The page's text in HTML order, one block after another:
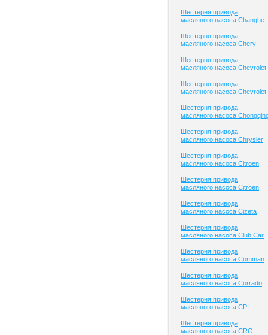
Шестерня привода
масляного насоса Changhe
Шестерня привода
масляного насоса Chery
Шестерня привода
масляного насоса Chevrolet
Шестерня привода
масляного насоса Chevrolet
Шестерня привода
масляного насоса
Шестерня привода
масляного насоса Chrysler
Шестерня привода
масляного насоса Citroen
Шестерня привода
масляного насоса Citroen
Шестерня привода
масляного насоса Cizeta
Шестерня привода
масляного насоса Club Сar
Шестерня привода
масляного насоса Comman
Шестерня привода
масляного насоса Corrado
Шестерня привода
масляного насоса CPI
Шестерня привода
масляного насоса CRG